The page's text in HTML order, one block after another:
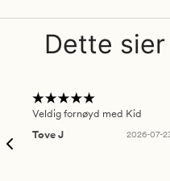
Dette
Veldig fornøyd med Kid
Tove J
2026-07-